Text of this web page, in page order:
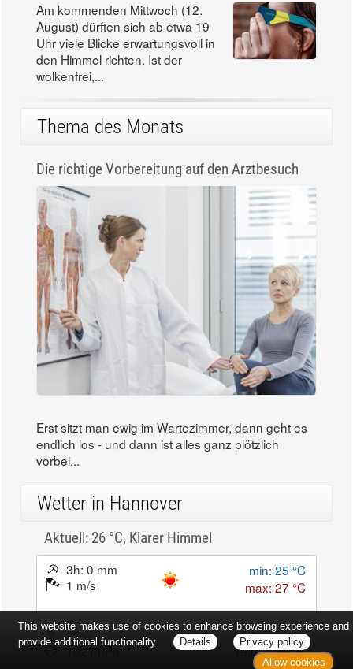
Am kommenden Mittwoch (12.
August) dürften sich ab etwa 19
Uhr viele Blicke erwartungsvoll in
den Himmel richten. Ist der
wolkenfrei,...
Thema des Monats
Die richtige Vorbereitung auf den Arztbesuch
Erst sitzt man ewig im Wartezimmer, dann geht es
endlich los - und dann ist alles ganz plötzlich
vorbei...
Wetter in Hannover
Aktuell: 26 °C, Klarer Himmel
3h: 0 mm
1 m/s
min: 25 °C
max: 27 °C
37%
03:52 Uhr
1021 hPa
19:01 Uhr
This website makes use of cookies to enhance browsing experience and
provide additional functionality.
Details
Privacy policy
Allow cookies